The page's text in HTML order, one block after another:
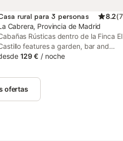
rural para 3 personas 8.2(
Cabrera, Provincia de Madrid
Rústicas dentro de la Finca El
features a garden, bar and
facilities in La Cabrera. There
and free WiFi are available.
129 € / noche
ofertas